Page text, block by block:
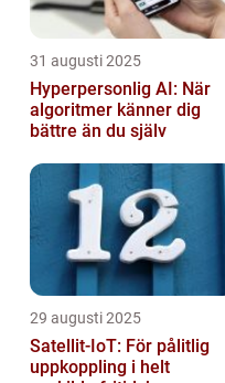
31 augusti 2025
Hyperpersonlig AI: När
algoritmer känner dig
bättre än du själv
29 augusti 2025
Satellit‑IoT: För pålitlig
uppkoppling i helt